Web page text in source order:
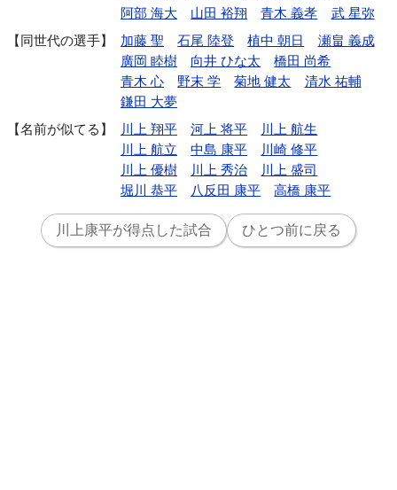
阿部 海大
山田 裕翔 青木 義孝
武 星弥
同世代の選手
加藤 聖 石尾 陸登 植中 朝日
瀬畠 義成
廣岡 睦樹
向井 ひな太
橋田 尚希
青木 心
野末 学 菊地 健太
清水 祐輔
鎌田 大夢
名前が似てる
川上 翔平 河上 将平
川上 航生
川上 航立
中島 康平
川崎 修平
川上 優樹
川上 秀治
川上 盛司
堀川 恭平
八反田 康平 高橋 康平
川上康平が得点した試合 ひとつ前に戻る